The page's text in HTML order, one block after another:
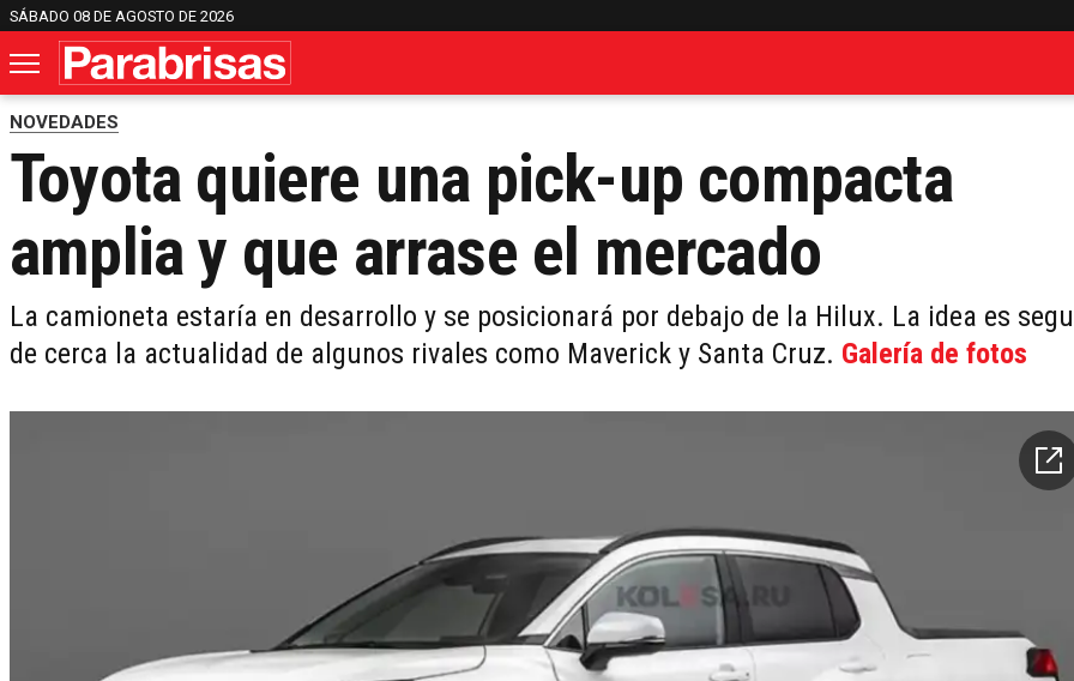
SÁBADO 08 DE AGOSTO DE 2026
NOVEDADES
Toyota quiere una pick-up compacta
amplia y que arrase el mercado
La camioneta estaría en desarrollo y se posicionará por debajo de la Hilux. La idea es
de cerca la actualidad de algunos rivales como Maverick y Santa Cruz. Galería de fotos